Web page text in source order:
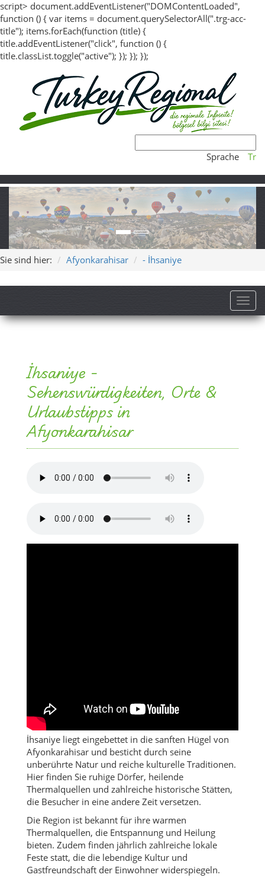
script> document.addEventListener("DOMContentLoaded",
function () { var items = document.querySelectorAll(".trg-acc-
title"); items.forEach(function (title) {
title.addEventListener("click", function () {
title.classList.toggle("active"); }); }); });
Sprache Tr
Sie sind hier: Afyonkarahisar - İhsaniye
İhsaniye -
Sehenswürdigkeiten, Orte &
Urlaubstipps in
Afyonkarahisar
İhsaniye liegt eingebettet in die sanften Hügel von
Afyonkarahisar und besticht durch seine
unberührte Natur und reiche kulturelle Traditionen.
Hier finden Sie ruhige Dörfer, heilende
Thermalquellen und zahlreiche historische Stätten,
die Besucher in eine andere Zeit versetzen.
Die Region ist bekannt für ihre warmen
Thermalquellen, die Entspannung und Heilung
bieten. Zudem finden jährlich zahlreiche lokale
Feste statt, die die lebendige Kultur und
Gastfreundschaft der Einwohner widerspiegeln.